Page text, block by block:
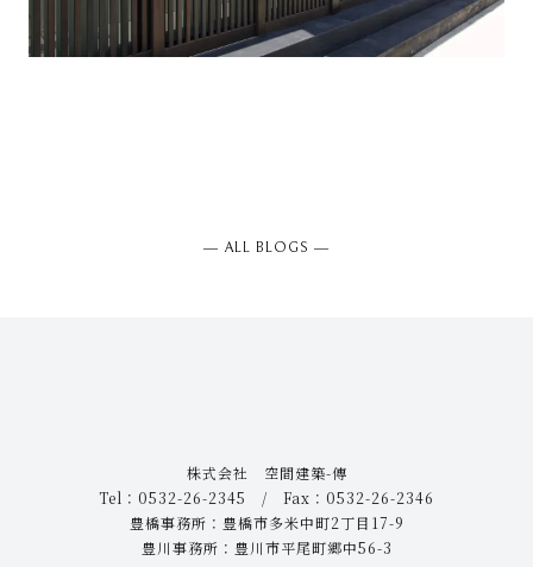
― ALL BLOGS ―
株式会社 空間建築-傳
Tel：0532-26-2345 / Fax：0532-26-2346
豊橋事務所：豊橋市多米中町2丁目17-9
豊川事務所：豊川市平尾町郷中56-3